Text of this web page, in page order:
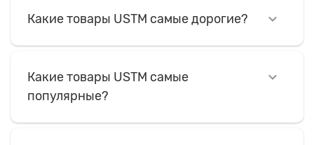
Какие товары USTM самые дорогие?
Какие товары USTM самые
популярные?